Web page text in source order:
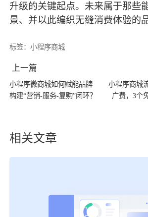
升级的关键起点。未来属于那些
景、并以此编织无缝消费体验的
标签：小程序商城
上一篇
小程序微商城如何赋能品牌
构建“营销-服务-复购”闭环？
小程序商城
广费，3个
相关文章